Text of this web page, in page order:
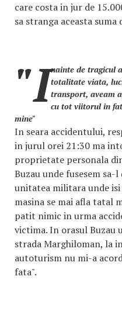
care costa in jur de
sa stranga aceasta
"Inainte de tragicul
totalitate viata,
transport, aveam
cu tot viitorul in
mine"
In seara accidentului,
in jurul orei 21:30 ma
proprietate personala
Buzau unde fusesem
unitatea militara unde
masina se mai afla tatal
patit nimic in urma
victima. In orasul Buzau
strada Marghiloman, la
autoturism nu mi-a
fata".